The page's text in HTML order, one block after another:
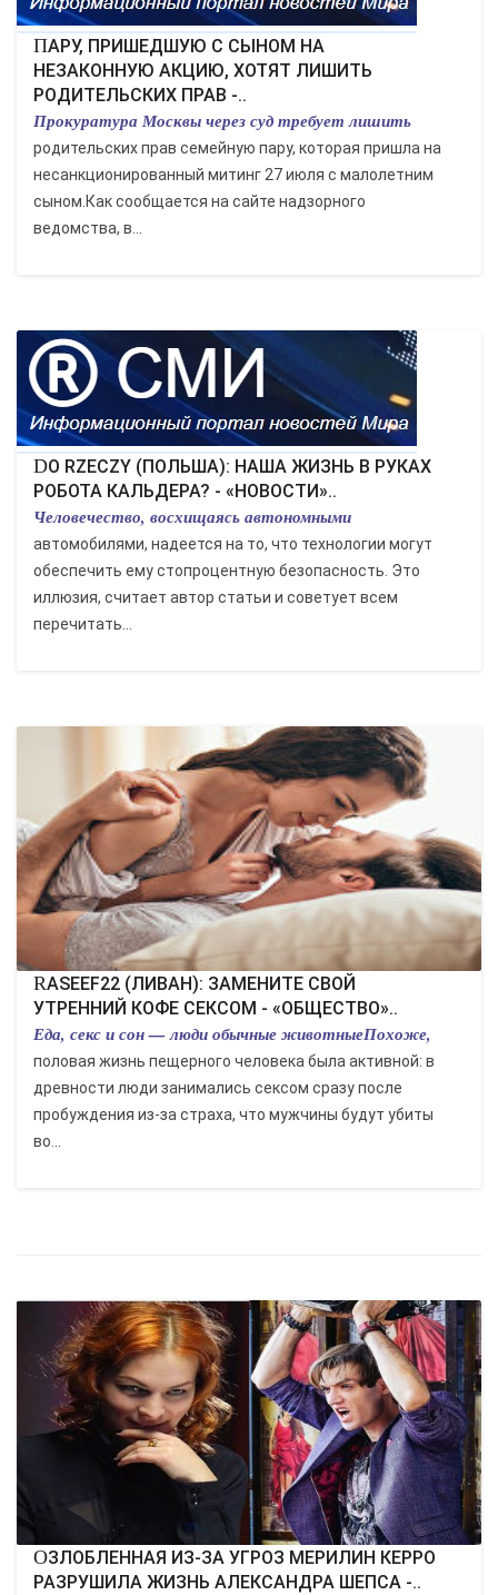
ПАРУ, ПРИШЕДШУЮ С СЫНОМ НА
НЕЗАКОННУЮ АКЦИЮ, ХОТЯТ ЛИШИТЬ
РОДИТЕЛЬСКИХ ПРАВ -..
Прокуратура Москвы через суд требует лишить
родительских прав семейную пару, которая пришла на
несанкционированный митинг 27 июля с малолетним
сыном.Как сообщается на сайте надзорного
ведомства, в...
DO RZECZY (ПОЛЬША): НАША ЖИЗНЬ В РУКАХ
РОБОТА КАЛЬДЕРА? - «НОВОСТИ»..
Человечество, восхищаясь автономными
автомобилями, надеется на то, что технологии могут
обеспечить ему стопроцентную безопасность. Это
иллюзия, считает автор статьи и советует всем
перечитать...
RASEEF22 (ЛИВАН): ЗАМЕНИТЕ СВОЙ
УТРЕННИЙ КОФЕ СЕКСОМ - «ОБЩЕСТВО»..
Еда, секс и сон — люди обычные животныеПохоже,
половая жизнь пещерного человека была активной: в
древности люди занимались сексом сразу после
пробуждения из-за страха, что мужчины будут убиты
во...
ОЗЛОБЛЕННАЯ ИЗ-ЗА УГРОЗ МЕРИЛИН КЕРРО
РАЗРУШИЛА ЖИЗНЬ АЛЕКСАНДРА ШЕПСА -..